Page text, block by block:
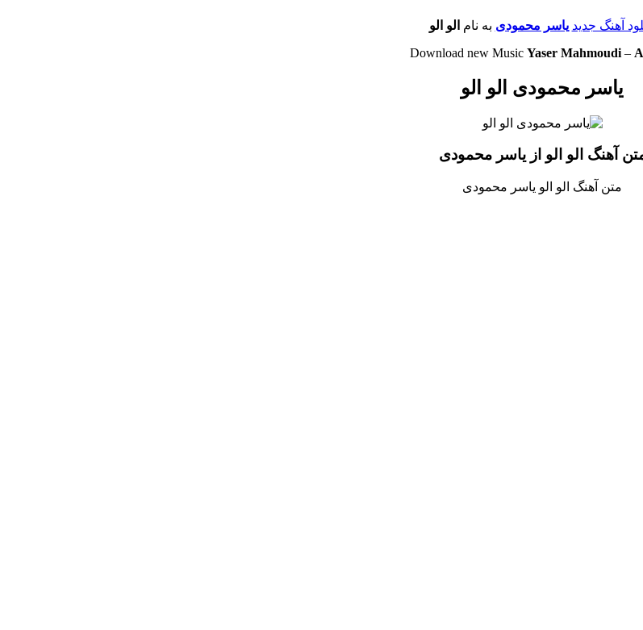
آهنگ جدید یاسر محمودی به نام الو الو
Download new Music Yaser Mahmoudi–
یاسر محمودی الو الو
آهنگ الو الو از یاسر محمودی
متن آهنگ الو الو یاسر محمودی